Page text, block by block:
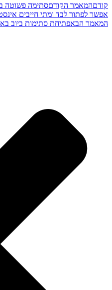
הקודםסתימה פשוטה בכיור מול
לבד ומתי חייבים אינסטלטור?
פתיחת סתימות ביוב באסלה: